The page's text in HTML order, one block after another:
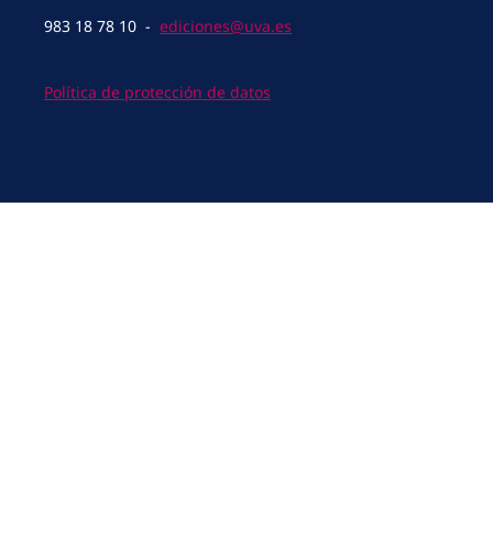
983 18 78 10 - ediciones@uva.es
Política de protección de datos